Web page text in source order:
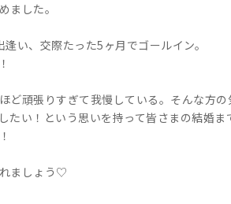
ました。
い、交際たった5ヶ月でゴールイン。
ど頑張りすぎて我慢している。そんな方の
たい！という思いを持って皆さまの結婚ま
ましょう♡